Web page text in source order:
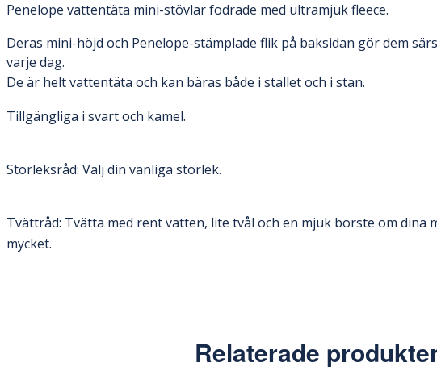
Penelope vattentäta mini-stövlar fodrade med ultramjuk fleece.
Deras mini-höjd och Penelope-stämplade flik på baksidan gör dem
varje dag.
De är helt vattentäta och kan bäras både i stallet och i stan.
Tillgängliga i svart och kamel.
Storleksråd: Välj din vanliga storlek.
Tvättråd: Tvätta med rent vatten, lite tvål och en mjuk borste om dina
mycket.
Relaterade